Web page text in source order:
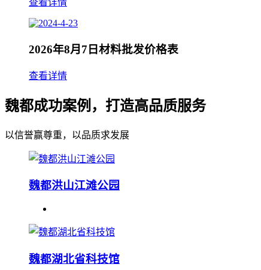
查看详情
2026年8月7日材料批发价格表
查看详情
魏都成功案例，打造高品质服务
以信誉赢尊重，以品质求发展
魏都洪山江滩公园
魏都湖北省科技馆